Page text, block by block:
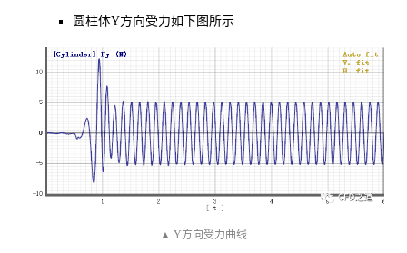
圆柱体Y方向受力如下图所示
▲ Y方向受力曲线